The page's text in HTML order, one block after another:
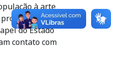
à arte
do Estado
contato com